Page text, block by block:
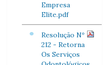
Empresa
Elite.pdf
Resolução Nº
212 - Retorna
Os Serviços